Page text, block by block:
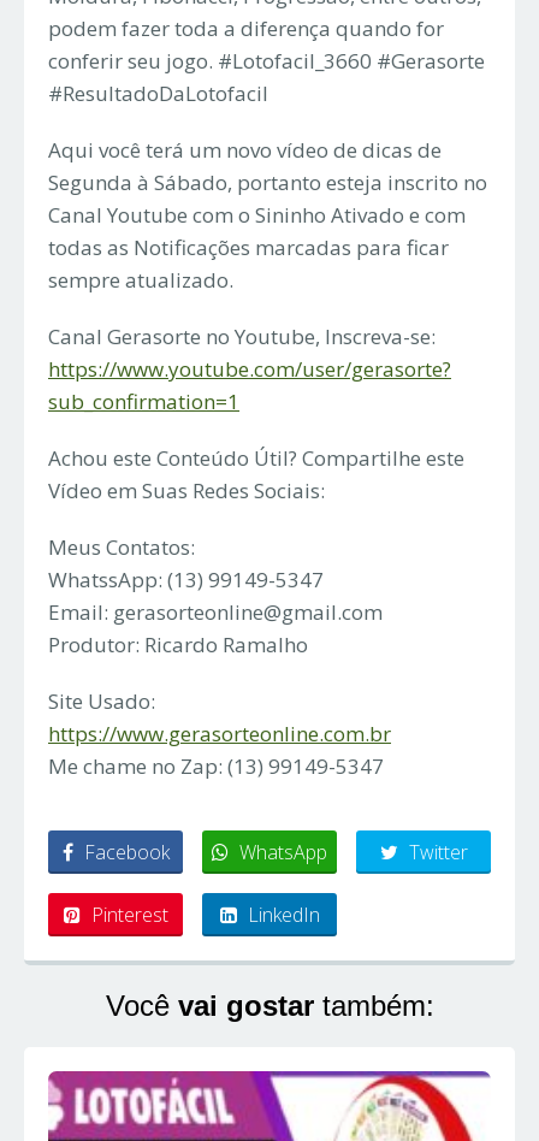
podem fazer toda a diferença quando for
conferir seu jogo. #Lotofacil_3660 #Gerasorte
#ResultadoDaLotofacil
Aqui você terá um novo vídeo de dicas de
Segunda à Sábado, portanto esteja inscrito no
Canal Youtube com o Sininho Ativado e com
todas as Notificações marcadas para ficar
sempre atualizado.
Canal Gerasorte no Youtube, Inscreva-se:
https://www.youtube.com/user/gerasorte?
sub_confirmation=1
Achou este Conteúdo Útil? Compartilhe este
Vídeo em Suas Redes Sociais:
Meus Contatos:
WhatssApp: (13) 99149-5347
Email: gerasorteonline@gmail.com
Produtor: Ricardo Ramalho
Site Usado:
https://www.gerasorteonline.com.br
Me chame no Zap: (13) 99149-5347
Facebook WhatsApp Twitter
Pinterest LinkedIn
Você vai gostartambém: